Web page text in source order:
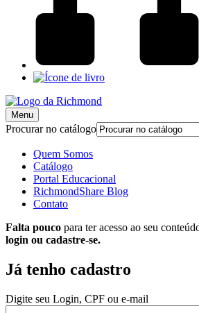
Menu
Procurar no catálogo
Quem Somos
Catálogo
Portal Educacional
RichmondShare Blog
Contato
Falta pouco para ter acesso ao seu
login ou cadastre-se.
Já tenho cadastro
Digite seu Login, CPF ou e-mail